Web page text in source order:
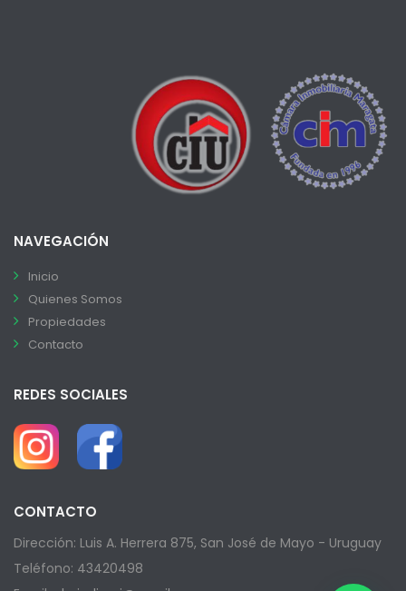
NAVEGACIÓN
Inicio
Quienes Somos
Propiedades
Contacto
REDES SOCIALES
CONTACTO
Dirección: Luis A. Herrera 875, San José de Mayo - Uruguay
Teléfono: 43420498